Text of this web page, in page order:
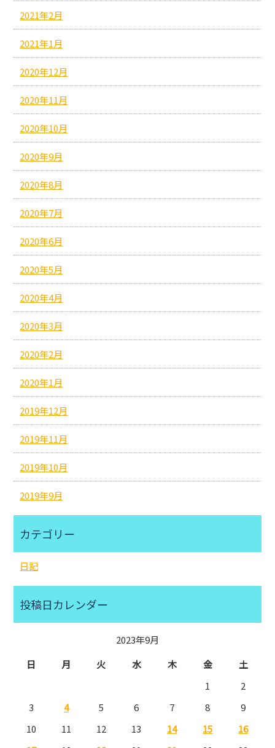
2021年2月
2021年1月
2020年12月
2020年11月
2020年10月
2020年9月
2020年8月
2020年7月
2020年6月
2020年5月
2020年4月
2020年3月
2020年2月
2020年1月
2019年12月
2019年11月
2019年10月
2019年9月
カテゴリー
日記
投稿日カレンダー
2023年9月
日
月 火 水 木 金
土
1
2
3
4 5 6 7 8
9
10
11 12 13 14 15
16